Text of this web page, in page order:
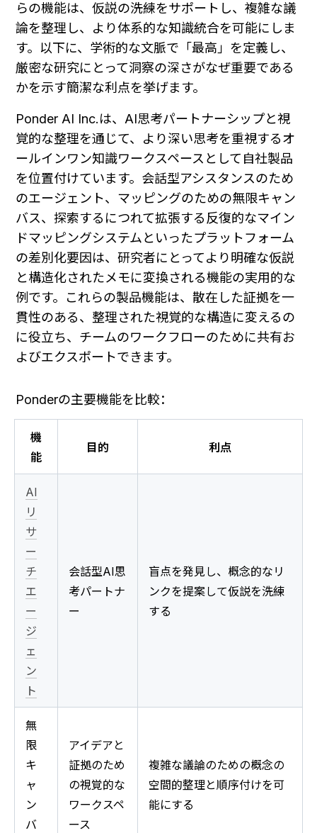
らの機能は、仮説の洗練をサポートし、複雑な議
論を整理し、より体系的な知識統合を可能にしま
す。以下に、学術的な文脈で「最高」を定義し、
厳密な研究にとって洞察の深さがなぜ重要である
かを示す簡潔な利点を挙げます。
Ponder AI Inc.は、AI思考パートナーシップと視
覚的な整理を通じて、より深い思考を重視するオ
ールインワン知識ワークスペースとして自社製品
を位置付けています。会話型アシスタンスのため
のエージェント、マッピングのための無限キャン
バス、探索するにつれて拡張する反復的なマイン
ドマッピングシステムといったプラットフォーム
の差別化要因は、研究者にとってより明確な仮説
と構造化されたメモに変換される機能の実用的な
例です。これらの製品機能は、散在した証拠を一
貫性のある、整理された視覚的な構造に変えるの
に役立ち、チームのワークフローのために共有お
よびエクスポートできます。
Ponderの主要機能を比較：
機
能
目的 利点
AI
リ
サ
ー
チ
エ
ー
ジ
ェ
ン
ト
会話型AI思
考パートナ
ー
盲点を発見し、概念的なリ
ンクを提案して仮説を洗練
する
無
限
キ
ャ
ン
バ
アイデアと
証拠のため
の視覚的な
ワークスペ
ース
複雑な議論のための概念の
空間的整理と順序付けを可
能にする